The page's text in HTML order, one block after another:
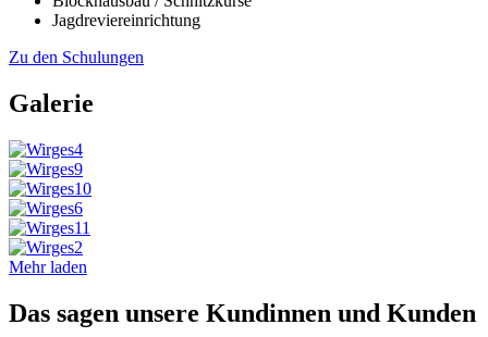
Jagdreviereinrichtung
Zu den Schulungen
Galerie
Mehr laden
Das sagen unsere Kundinnen und Kunden